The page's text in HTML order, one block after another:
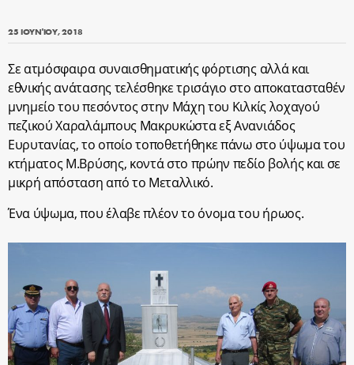
25 ΙΟΥΝΊΟΥ, 2018
Σε ατμόσφαιρα συναισθηματικής φόρτισης αλλά και
εθνικής ανάτασης τελέσθηκε τρισάγιο στο αποκατασταθέν
μνημείο του πεσόντος στην Μάχη του Κιλκίς λοχαγού
πεζικού Χαραλάμπους Μακρυκώστα εξ Ανανιάδος
Ευρυτανίας, το οποίο τοποθετήθηκε πάνω στο ύψωμα του
κτήματος Μ.Βρύσης, κοντά στο πρώην πεδίο βολής και σε
μικρή απόσταση από το Μεταλλικό.
Ένα ύψωμα, που έλαβε πλέον το όνομα του ήρωος.